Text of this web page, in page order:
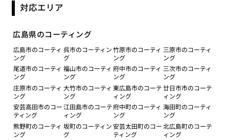
対応エリア
広島県のコーティング
広島市のコーティ
ング
呉市のコーティン
グ
竹原市のコーティ
ング
三原市のコーティ
ング
尾道市のコーティ
ング
福山市のコーティ
ング
府中市のコーティ
ング
三次市のコーティ
ング
庄原市のコーティ
ング
大竹市のコーティ
ング
東広島市のコーテ
ィング
廿日市市のコーテ
ィング
安芸高田市のコー
ティング
江田島市のコーテ
ィング
府中町のコーティ
ング
海田町のコーティ
ング
熊野町のコーティ
ング
坂町のコーティン
グ
安芸太田町のコー
ティング
北広島町のコーテ
ィング